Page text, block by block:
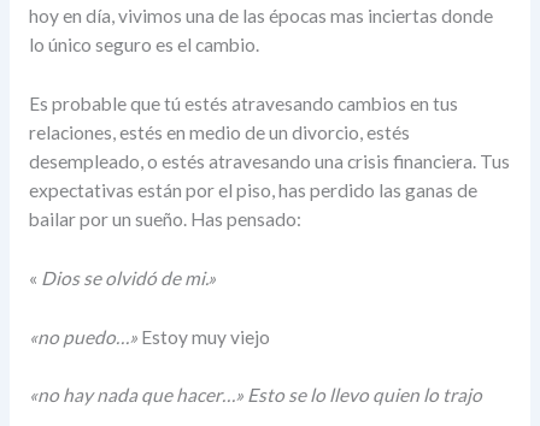
hoy en día, vivimos una de las épocas mas inciertas donde
lo único seguro es el cambio.
Es probable que tú estés atravesando cambios en tus
relaciones, estés en medio de un divorcio, estés
desempleado, o estés atravesando una crisis financiera. Tus
expectativas están por el piso, has perdido las ganas de
bailar por un sueño. Has pensado:
« Dios se olvidó de mi.»
«no puedo…»Estoy muy viejo
«no hay nada que hacer…» Esto se lo llevo quien lo trajo